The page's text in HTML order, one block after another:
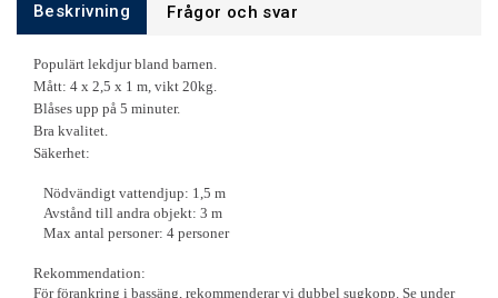
Beskrivning Frågor och svar
Populärt lekdjur bland barnen.
Mått: 4 x 2,5 x 1 m, vikt 20kg.
Blåses upp på 5 minuter.
Bra kvalitet.
Säkerhet:
Nödvändigt vattendjup: 1,5 m
Avstånd till andra objekt: 3 m
Max antal personer: 4 personer
Rekommendation:
För förankring i bassäng, rekommenderar vi dubbel sugkopp. Se under